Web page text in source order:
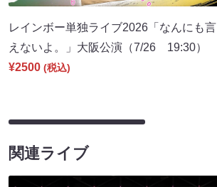
レインボー単独ライブ2026「なんにも言
えないよ。」大阪公演（7/26 19:30）
¥2500 (税込)
関連ライブ